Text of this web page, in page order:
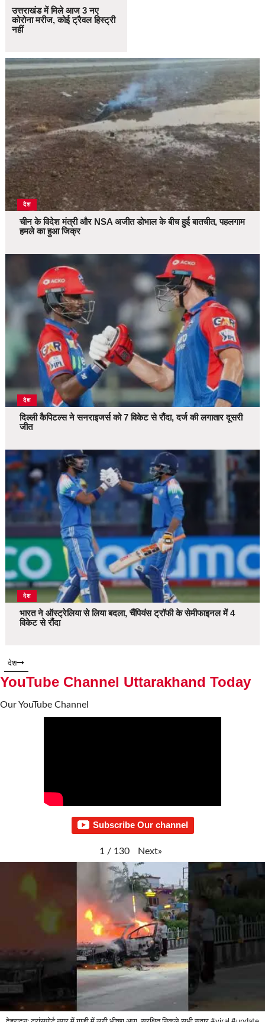
उत्तराखंड में मिले आज 3 नए
कोरोना मरीज, कोई ट्रैवल हिस्ट्री
नहीं
देश
चीन के विदेश मंत्री और NSA अजीत डोभाल के बीच हुई बातचीत, पहलगाम
हमले का हुआ जिक्र
देश
दिल्ली कैपिटल्स ने सनराइजर्स को 7 विकेट से रौंदा, दर्ज की लगातार दूसरी
जीत
देश
भारत ने ऑस्ट्रेलिया से लिया बदला, चैंपियंस ट्रॉफी के सेमीफाइनल में 4
विकेट से रौंदा
देश
YouTube Channel Uttarakhand Today
Our YouTube Channel
Subscribe Our channel
1 / 130 Next»